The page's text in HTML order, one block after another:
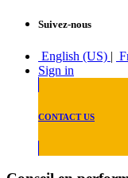
Suivez-nous
English (US) |
Sign in
CONTACT US